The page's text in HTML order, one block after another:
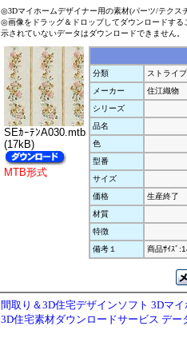
◎3Dマイホームデザイナー用の素材(パーツ/テクス
◎画像をドラッグ＆ドロップしてダウンロードす
示されていないデータはダウンロードできません。
SEｶｰﾃﾝA030.mtb
(17kB)
MTB形式
分類
ストライ
メーカー
住江織物
シリーズ
品名
色
型番
サイズ
価格
生産終了
材質
特徴
備考１
商品ｻｲｽﾞ
間取り＆3D住宅デザインソフト 3Dマ
3D住宅素材ダウンロードサービス デー